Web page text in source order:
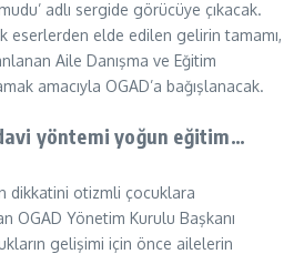
adlı sergide görücüye çıkacak.
eserlerden elde edilen gelirin tamamı,
Aile Danışma ve Eğitim
amacıyla OGAD’a bağışlanacak.
yöntemi yoğun eğitim…
dikkatini otizmli çocuklara
OGAD Yönetim Kurulu Başkanı
gelişimi için önce ailelerin